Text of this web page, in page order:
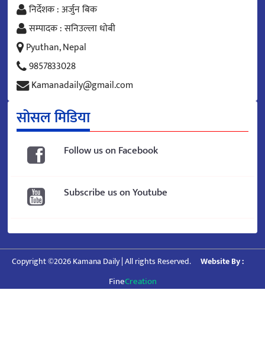
निर्देशक : अर्जुन बिक
सम्पादक : सनिउल्ला धोबी
Pyuthan, Nepal
9857833028
Kamanadaily@gmail.com
सोसल मिडिया
Follow us on Facebook
Subscribe us on Youtube
Copyright ©2026 Kamana Daily | All rights Reserved. Website By :
FineCreation